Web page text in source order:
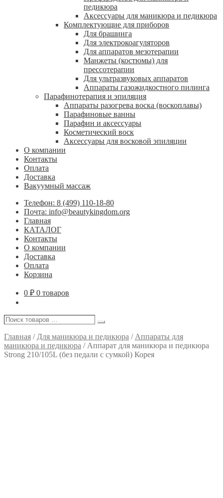
педикюра
Аксессуары для маникюра и педикюра
Комплектующие для приборов
Для брашинга
Для электрокоагуляторов
Для аппаратов мезотерапии
Манжеты (костюмы) для
прессотерапии
Для ультразвуковых аппаратов
Аппараты газожидкостного пилинга
Парафинотерапия и эпиляция
Аппараты разогрева воска (воскоплавы)
Парафиновые ванны
Парафин и аксессуары
Косметический воск
Аксессуары для восковой эпиляции
О компании
Контакты
Оплата
Доставка
Вакуумный массаж
Телефон: 8 (499) 110-18-80
Почта: info@beautykingdom.org
Главная
КАТАЛОГ
Контакты
О компании
Доставка
Оплата
Корзина
0 ₽ 0 товаров
Поиск
…
Поиск
Главная / Для маникюра и педикюра / Аппараты для
маникюра и педикюра / Аппарат для маникюра и педикюра
Strong 210/105L (без педали с сумкой) Корея